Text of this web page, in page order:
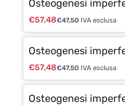
Osteogenesi
€57,48€47,50 IVA esclusa
Osteogenesi
€57,48€47,50 IVA esclusa
Osteogenesi